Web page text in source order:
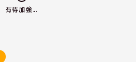
有待加強...